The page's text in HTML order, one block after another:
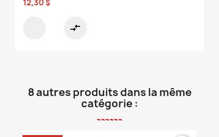
12,30 $
compare_arrows
8 autres produits dans la même
catégorie :